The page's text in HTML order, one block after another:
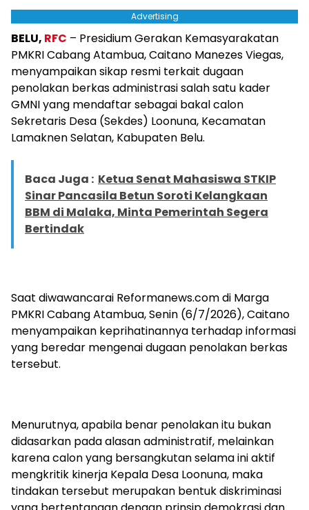
Advertising
BELU, RFC – Presidium Gerakan Kemasyarakatan
PMKRI Cabang Atambua, Caitano Manezes Viegas,
menyampaikan sikap resmi terkait dugaan
penolakan berkas administrasi salah satu kader
GMNI yang mendaftar sebagai bakal calon
Sekretaris Desa (Sekdes) Loonuna, Kecamatan
Lamaknen Selatan, Kabupaten Belu.
Baca Juga : Ketua Senat Mahasiswa STKIP
Sinar Pancasila Betun Soroti Kelangkaan
BBM di Malaka, Minta Pemerintah Segera
Bertindak
Saat diwawancarai Reformanews.com di Marga
PMKRI Cabang Atambua, Senin (6/7/2026), Caitano
menyampaikan keprihatinannya terhadap informasi
yang beredar mengenai dugaan penolakan berkas
tersebut.
Menurutnya, apabila benar penolakan itu bukan
didasarkan pada alasan administratif, melainkan
karena calon yang bersangkutan selama ini aktif
mengkritik kinerja Kepala Desa Loonuna, maka
tindakan tersebut merupakan bentuk diskriminasi